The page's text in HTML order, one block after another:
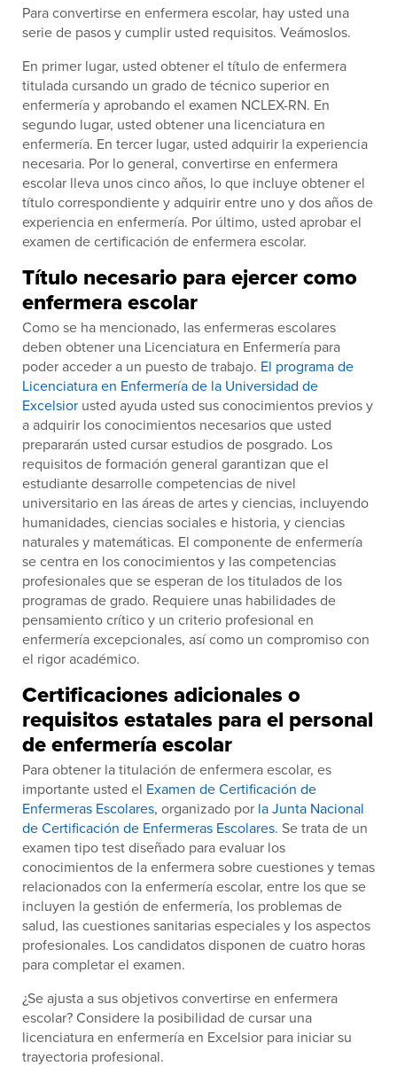
Para convertirse en enfermera escolar, hay usted una
serie de pasos y cumplir usted requisitos. Veámoslos.
En primer lugar, usted obtener el título de enfermera
titulada cursando un grado de técnico superior en
enfermería y aprobando el examen NCLEX-RN. En
segundo lugar, usted obtener una licenciatura en
enfermería. En tercer lugar, usted adquirir la experiencia
necesaria. Por lo general, convertirse en enfermera
escolar lleva unos cinco años, lo que incluye obtener el
título correspondiente y adquirir entre uno y dos años de
experiencia en enfermería. Por último, usted aprobar el
examen de certificación de enfermera escolar.
Título necesario para ejercer como
enfermera escolar
Como se ha mencionado, las enfermeras escolares
deben obtener una Licenciatura en Enfermería para
poder acceder a un puesto de trabajo. El programa de
Licenciatura en Enfermería de la Universidad de
Excelsior usted ayuda usted sus conocimientos previos y
a adquirir los conocimientos necesarios que usted
prepararán usted cursar estudios de posgrado. Los
requisitos de formación general garantizan que el
estudiante desarrolle competencias de nivel
universitario en las áreas de artes y ciencias, incluyendo
humanidades, ciencias sociales e historia, y ciencias
naturales y matemáticas. El componente de enfermería
se centra en los conocimientos y las competencias
profesionales que se esperan de los titulados de los
programas de grado. Requiere unas habilidades de
pensamiento crítico y un criterio profesional en
enfermería excepcionales, así como un compromiso con
el rigor académico.
Certificaciones adicionales o
requisitos estatales para el personal
de enfermería escolar
Para obtener la titulación de enfermera escolar, es
importante usted el Examen de Certificación de
Enfermeras Escolares, organizado por la Junta Nacional
de Certificación de Enfermeras Escolares. Se trata de un
examen tipo test diseñado para evaluar los
conocimientos de la enfermera sobre cuestiones y temas
relacionados con la enfermería escolar, entre los que se
incluyen la gestión de enfermería, los problemas de
salud, las cuestiones sanitarias especiales y los aspectos
profesionales. Los candidatos disponen de cuatro horas
para completar el examen.
¿Se ajusta a sus objetivos convertirse en enfermera
escolar? Considere la posibilidad de cursar una
licenciatura en enfermería en Excelsior para iniciar su
trayectoria profesional.